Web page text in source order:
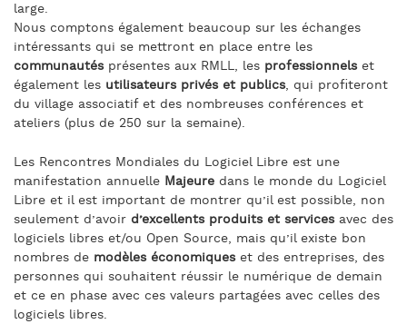
large.
Nous comptons également beaucoup sur les échanges
intéressants qui se mettront en place entre les
communautésprésentes aux RMLL, les professionnelset
également les utilisateurs privés et publics, qui profiteront
du village associatif et des nombreuses conférences et
ateliers (plus de 250 sur la semaine).
Les Rencontres Mondiales du Logiciel Libre est une
manifestation annuelle Majeure dans le monde du Logiciel
Libre et il est important de montrer qu’il est possible, non
seulement d’avoir d’excellents produits et servicesavec des
logiciels libres et/ou Open Source, mais qu’il existe bon
nombres de modèles économiqueset des entreprises, des
personnes qui souhaitent réussir le numérique de demain
et ce en phase avec ces valeurs partagées avec celles des
logiciels libres.